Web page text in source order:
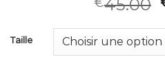
45.00
Taille